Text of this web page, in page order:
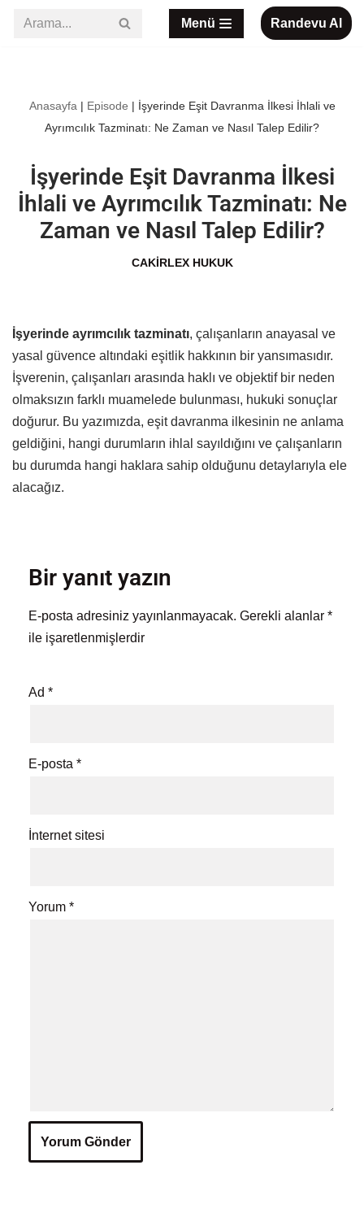
Menü Randevu Al
Anasayfa | Episode | İşyerinde Eşit Davranma İlkesi İhlali ve
Ayrımcılık Tazminatı: Ne Zaman ve Nasıl Talep Edilir?
İşyerinde Eşit Davranma İlkesi
İhlali ve Ayrımcılık Tazminatı: Ne
Zaman ve Nasıl Talep Edilir?
CAKIRLEX HUKUK
İşyerinde ayrımcılık tazminatı, çalışanların anayasal ve
yasal güvence altındaki eşitlik hakkının bir yansımasıdır.
İşverenin, çalışanları arasında haklı ve objektif bir neden
olmaksızın farklı muamelede bulunması, hukuki sonuçlar
doğurur. Bu yazımızda, eşit davranma ilkesinin ne anlama
geldiğini, hangi durumların ihlal sayıldığını ve çalışanların
bu durumda hangi haklara sahip olduğunu detaylarıyla ele
alacağız.
Bir yanıt yazın
E-posta adresiniz yayınlanmayacak. Gerekli alanlar *
ile işaretlenmişlerdir
Ad *
E-posta *
İnternet sitesi
Yorum *